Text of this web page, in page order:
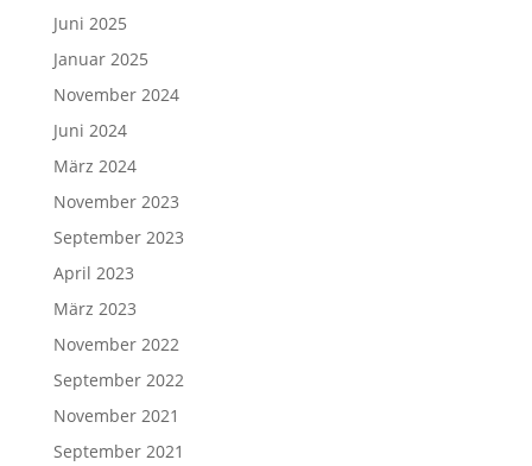
Juni 2025
Januar 2025
November 2024
Juni 2024
März 2024
November 2023
September 2023
April 2023
März 2023
November 2022
September 2022
November 2021
September 2021